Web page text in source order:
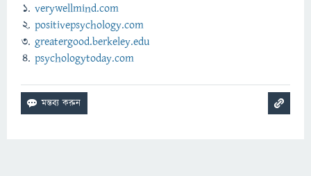
verywellmind.com
positivepsychology.com
greatergood.berkeley.edu
psychologytoday.com